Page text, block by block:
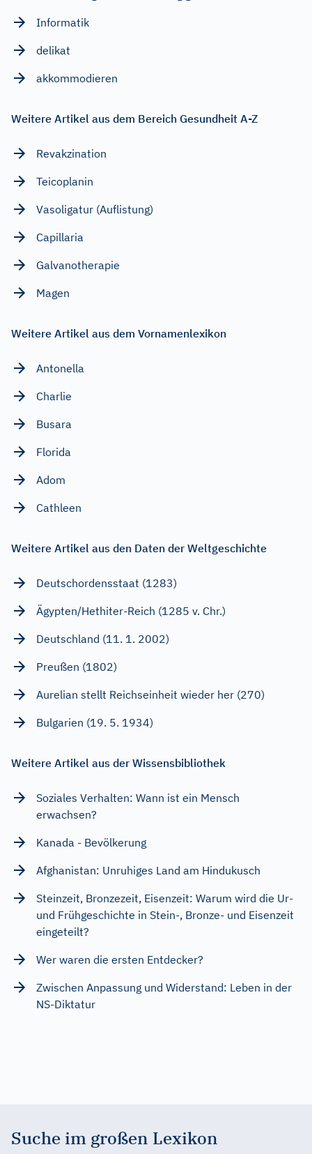
Informatik
delikat
akkommodieren
Weitere Artikel aus dem Bereich Gesundheit A-Z
Revakzination
Teicoplanin
Vasoligatur (Auflistung)
Capillaria
Galvanotherapie
Magen
Weitere Artikel aus dem Vornamenlexikon
Antonella
Charlie
Busara
Florida
Adom
Cathleen
Weitere Artikel aus den Daten der Weltgeschichte
Deutschordensstaat (1283)
Ägypten/Hethiter-Reich (1285 v. Chr.)
Deutschland (11. 1. 2002)
Preußen (1802)
Aurelian stellt Reichseinheit wieder her (270)
Bulgarien (19. 5. 1934)
Weitere Artikel aus der Wissensbibliothek
Soziales Verhalten: Wann ist ein Mensch
erwachsen?
Kanada - Bevölkerung
Afghanistan: Unruhiges Land am Hindukusch
Steinzeit, Bronzezeit, Eisenzeit: Warum wird die Ur-
und Frühgeschichte in Stein-, Bronze- und Eisenzeit
eingeteilt?
Wer waren die ersten Entdecker?
Zwischen Anpassung und Widerstand: Leben in der
NS-Diktatur
Suche im großen Lexikon